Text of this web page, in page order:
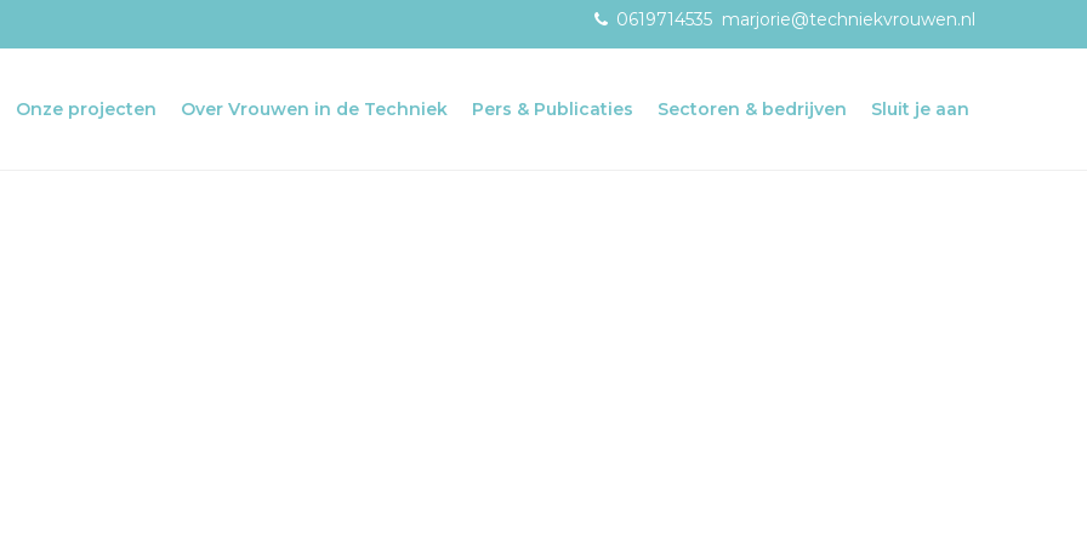
0619714535 marjorie@techniekvrouwen.nl
Onze projecten Over Vrouwen in de Techniek Pers & Publicaties Sectoren & bedrijven Sluit je aan